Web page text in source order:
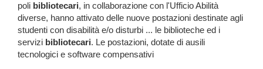
poli bibliotecari, in collaborazione con l'Ufficio Abilità
diverse, hanno attivato delle nuove postazioni destinate agli
studenti con disabilità e/o disturbi ... le biblioteche ed i
servizi bibliotecari. Le postazioni, dotate di ausili
tecnologici e software compensativi